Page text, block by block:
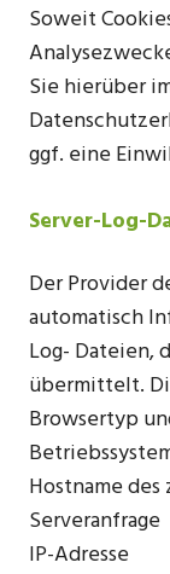
Soweit
Sie hierüber
ggf. eine
Server-Log-
Der Provider
automatisch
Log- Dateien,
übermittelt.
Browsertyp
Hostname
Serveranfrage
IP-Adresse